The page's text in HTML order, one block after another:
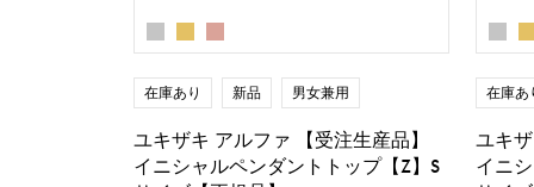
在庫あり 新品 男女兼用
ユキザキ アルファ 【受注生産品】
イニシャルペンダントトップ【Z】S
在庫あ
ユキ
イニ